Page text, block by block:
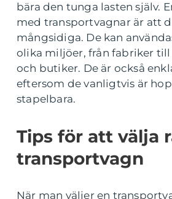
bära den tunga lasten själv.
med transportvagnar är att
mångsidiga. De kan
olika miljöer, från fabriker
och butiker. De är också
eftersom de vanligtvis är
stapelbara.
Tips för att välja
transportvagn
När man väljer en